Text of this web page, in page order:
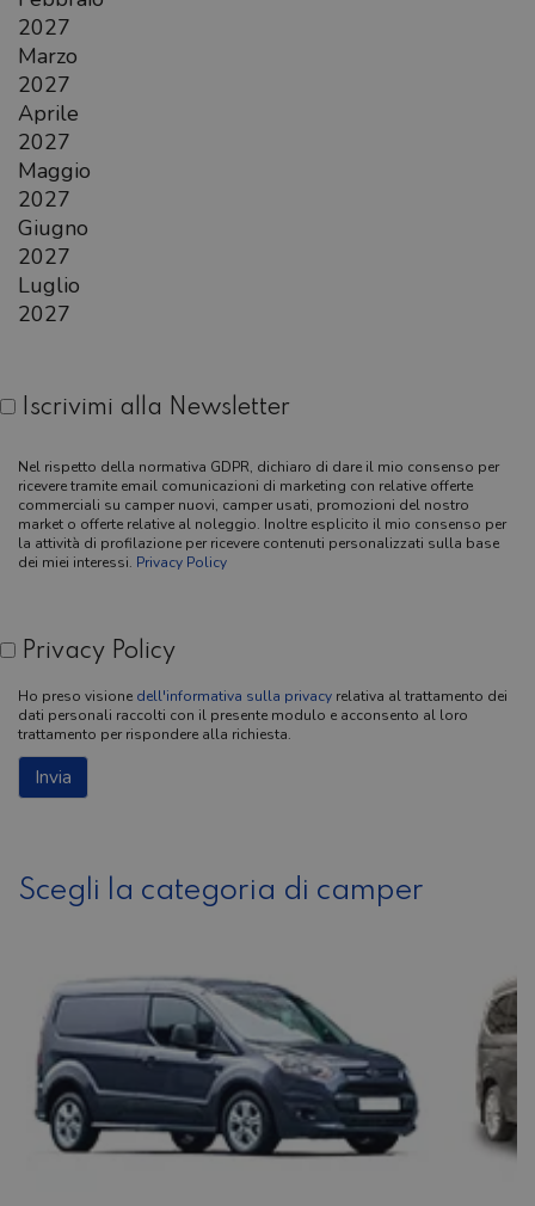
2027
Marzo
2027
Aprile
2027
Maggio
2027
Giugno
2027
Luglio
2027
Iscrivimi alla Newsletter
Nel rispetto della normativa GDPR, dichiaro di dare il mio consenso per
ricevere tramite email comunicazioni di marketing con relative offerte
commerciali su camper nuovi, camper usati, promozioni del nostro
market o offerte relative al noleggio. Inoltre esplicito il mio consenso per
la attività di profilazione per ricevere contenuti personalizzati sulla base
dei miei interessi. Privacy Policy
Privacy Policy
Ho preso visione dell'informativa sulla privacy relativa al trattamento dei
dati personali raccolti con il presente modulo e acconsento al loro
trattamento per rispondere alla richiesta.
Scegli la categoria di camper